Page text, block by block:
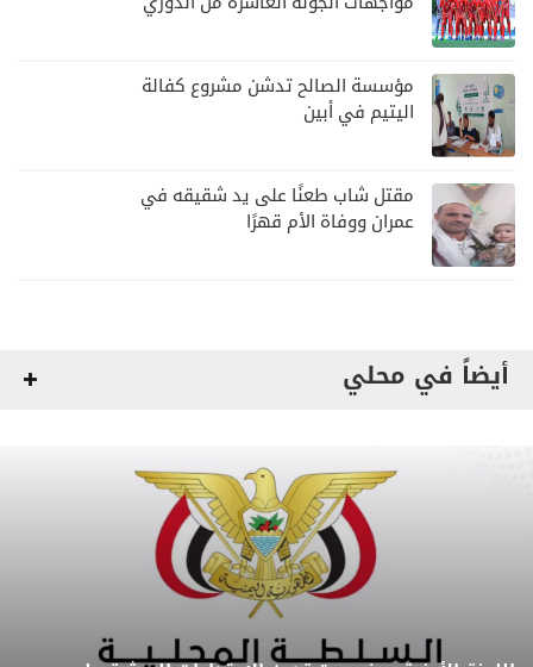
مؤسسة الصالح تدشن مشروع كفالة
اليتيم في أبين
مقتل شاب طعنًا على يد شقيقه في
عمران ووفاة الأم قهرًا
أيضاً في محلي